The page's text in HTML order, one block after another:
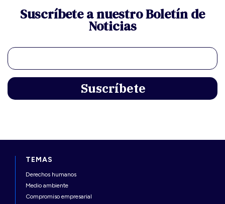
Suscríbete a nuestro Boletín de
Noticias
TEMAS
Derechos humanos
Medio ambiente
Compromiso empresarial